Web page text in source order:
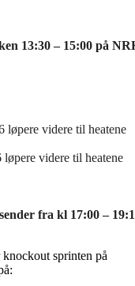
13:30 – 15:00 på
løpere videre til heatene
løpere videre til heatene
fra kl 17:00 –
sprinten på